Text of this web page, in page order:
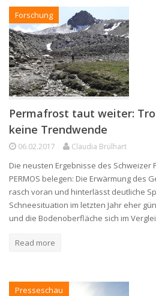
Forschung
Permafrost taut weiter:
keine Trendwende
06.02.2017 Claudia Brülhart
Die neusten Ergebnisse des
PERMOS belegen: Die Erwärmung des
rasch voran und hinterlässt deutliche
Schneesituation im letzten Jahr eher
und die Bodenoberfläche sich im
Read more
Presseschau